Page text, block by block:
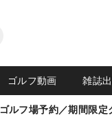
ゴルフ動画 雑誌
ゴルフ場予約／期間限定